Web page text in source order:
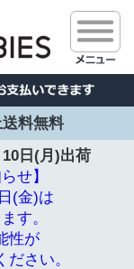
料無料
日(月)出荷
せ】
(金)は
す。
性が
さい。